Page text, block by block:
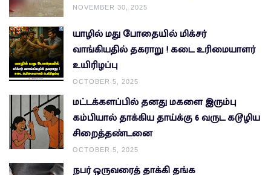
NOVEMBER 30, 2025
யாழில் மது போதையில் மிக்சர்
வாங்கியதில் தகராறு ! கடை உரிமையாளர்
உயிரிழப்பு
OCTOBER 5, 2025
மட்டக்களப்பில் தனது மகளை இரும்பு
கம்பியால் தாக்கிய தாய்க்கு 6 வருட கடூழிய
சிறைத்தண்டனை
OCTOBER 5, 2025
நபர் ஒருவரைத் தாக்கி தங்க